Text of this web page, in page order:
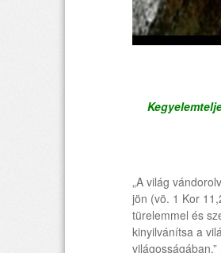
„A világ
jön (vö. 1 Kor
türelemmel és
kinyilvánítsa a
világosságában.”